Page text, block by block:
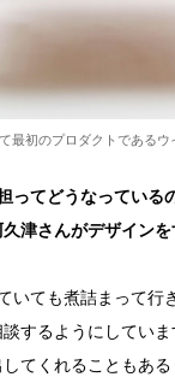
最初のプロダクトである
てどうなっている
津さんがデザイン
いても煮詰まって行
するようにしてい
てくれることもあ